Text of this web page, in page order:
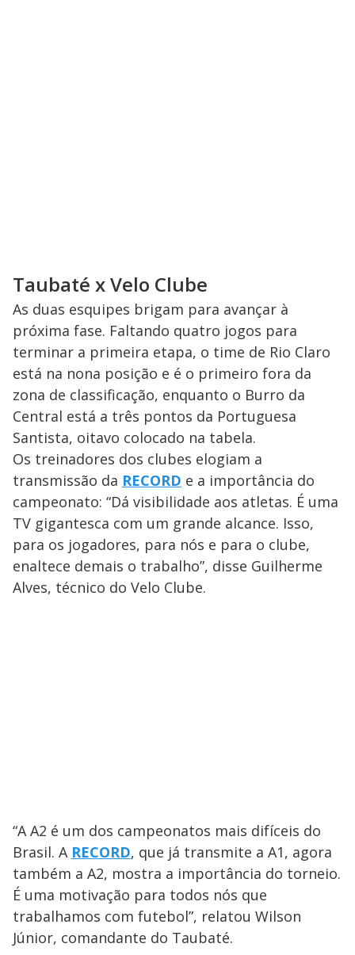
Taubaté x Velo Clube
As duas esquipes brigam para avançar à
próxima fase. Faltando quatro jogos para
terminar a primeira etapa, o time de Rio Claro
está na nona posição e é o primeiro fora da
zona de classificação, enquanto o Burro da
Central está a três pontos da Portuguesa
Santista, oitavo colocado na tabela.
Os treinadores dos clubes elogiam a
transmissão da RECORD e a importância do
campeonato: “Dá visibilidade aos atletas. É uma
TV gigantesca com um grande alcance. Isso,
para os jogadores, para nós e para o clube,
enaltece demais o trabalho”, disse Guilherme
Alves, técnico do Velo Clube.
“A A2 é um dos campeonatos mais difíceis do
Brasil. A RECORD, que já transmite a A1, agora
também a A2, mostra a importância do torneio.
É uma motivação para todos nós que
trabalhamos com futebol”, relatou Wilson
Júnior, comandante do Taubaté.